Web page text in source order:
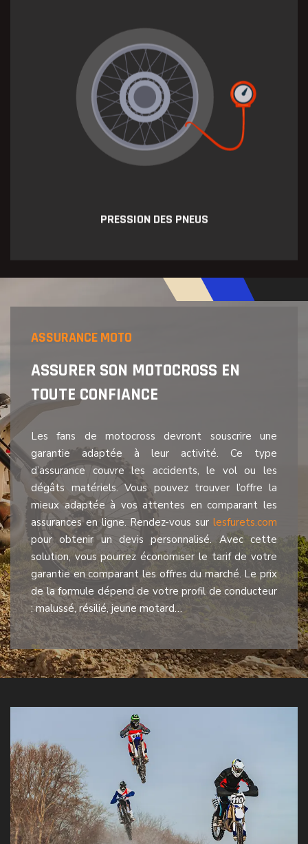
ASSURANCE MOTO
ASSURER SON MOTOCROSS EN
TOUTE CONFIANCE
Les fans de motocross devront souscrire une
garantie adaptée à leur activité. Ce type
d’assurance couvre les accidents, le vol ou les
dégâts matériels. Vous pouvez trouver l’offre la
mieux adaptée à vos attentes en comparant les
assurances en ligne. Rendez-vous sur lesfurets.com
pour obtenir un devis personnalisé. Avec cette
solution, vous pourrez économiser le tarif de votre
garantie en comparant les offres du marché. Le prix
de la formule dépend de votre profil de conducteur
: malussé, résilié, jeune motard…